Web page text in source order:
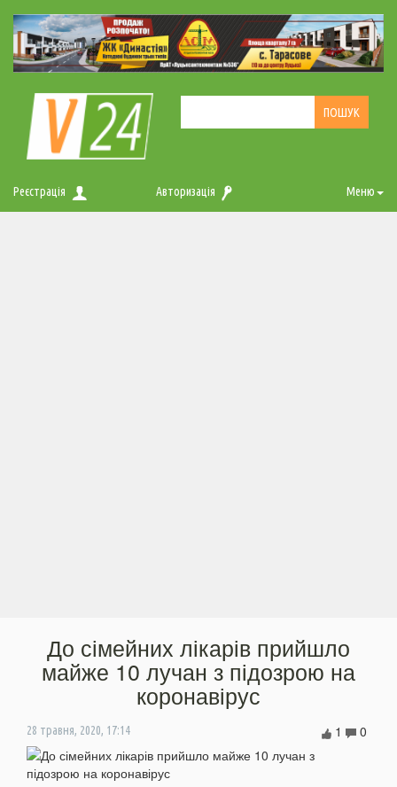
Реєстрація Авторизація Меню
До сімейних лікарів прийшло
майже 10 лучан з підозрою на
коронавірус
28 травня, 2020, 17:14 0
1